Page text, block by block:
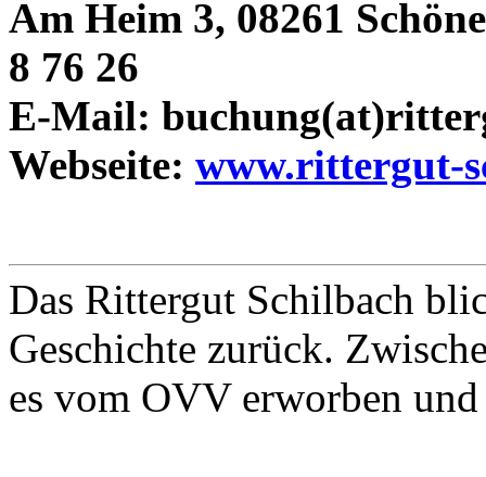
Am Heim 3, 08261
8 76 26
E-Mail:
Webseite: www.rittergut-
Das Rittergut Schilbach
Geschichte zurück.
es vom OVV erworben